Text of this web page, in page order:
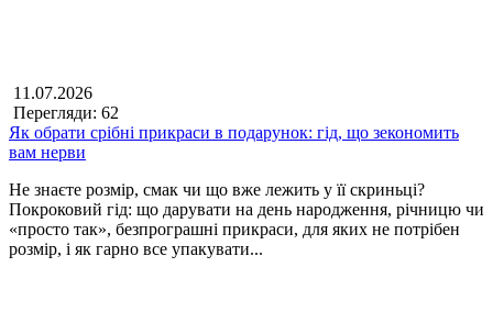
11.07.2026
Перегляди: 62
Як обрати срібні прикраси в подарунок: гід, що зекономить
вам нерви
Не знаєте розмір, смак чи що вже лежить у її скриньці?
Покроковий гід: що дарувати на день народження, річницю чи
«просто так», безпрограшні прикраси, для яких не потрібен
розмір, і як гарно все упакувати...